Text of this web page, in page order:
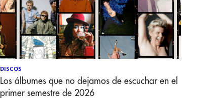
DISCOS
Los álbumes que no dejamos de escuchar en el
primer semestre de 2026